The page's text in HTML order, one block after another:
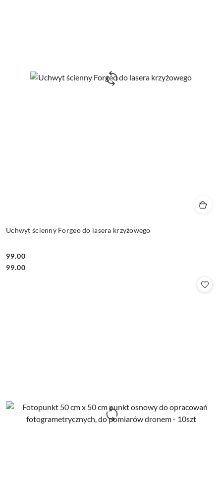
Uchwyt ścienny Forgeo do lasera krzyżowego
Cena:
99.00
Cena:
99.00